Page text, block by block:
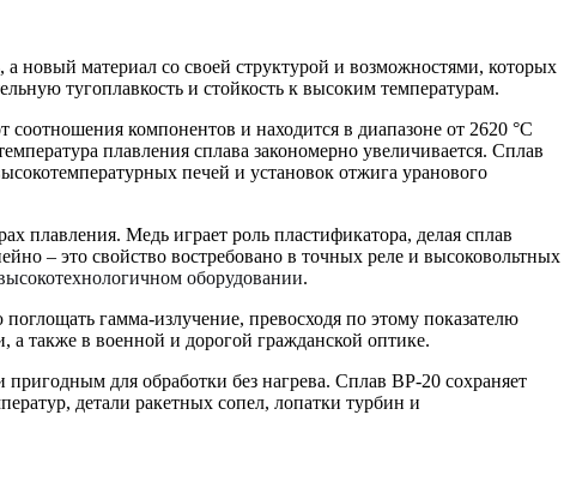
новый материал со своей структурой и возможностями, которых
тугоплавкость и стойкость к высоким температурам.
компонентов и находится в диапазоне от 2620 °C
плавления сплава закономерно увеличивается. Сплав
печей и установок отжига уранового
плавления. Медь играет роль пластификатора, делая сплав
– это свойство востребовано в точных реле и высоковольтных
оборудовании.
гамма-излучение, превосходя по этому показателю
а также в военной и дорогой гражданской оптике.
для обработки без нагрева. Сплав ВР-20 сохраняет
детали ракетных сопел, лопатки турбин и